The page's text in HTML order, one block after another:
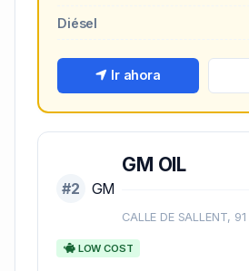
Diésel
Ir ahora
#2 GM
GM OIL
CALLE DE SALLENT, 91
LOW COST